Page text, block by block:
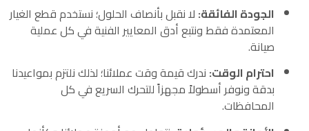
الجودة الفائقة: لا نقبل بأنصاف الحلول؛ نستخدم قطع الغيار
المعتمدة فقط ونتبع أدق المعايير الفنية في كل عملية
صيانة.
احترام الوقت: ندرك قيمة وقت عملائنا؛ لذلك نلتزم بمواعيدنا
بدقة ونوفر أسطولاً مجهزاً للتحرك السريع في كل
المحافظات.